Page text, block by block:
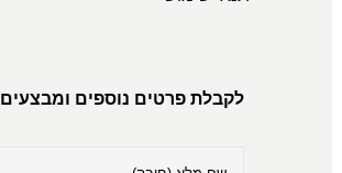
לקבלת פרטים נוספים ומבצעים